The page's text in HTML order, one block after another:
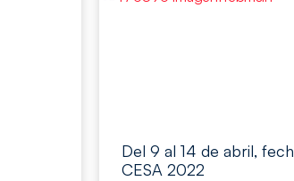
Del 9 al 14 de abril,
CESA 2022